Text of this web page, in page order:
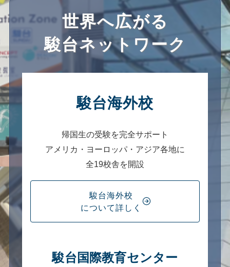
世界へ広がる
駿台ネットワーク
駿台海外校
帰国生の受験を完全サポート
アメリカ・ヨーロッパ・アジア各地に
全19校舎を開設
駿台海外校
について詳しく
駿台国際教育センター